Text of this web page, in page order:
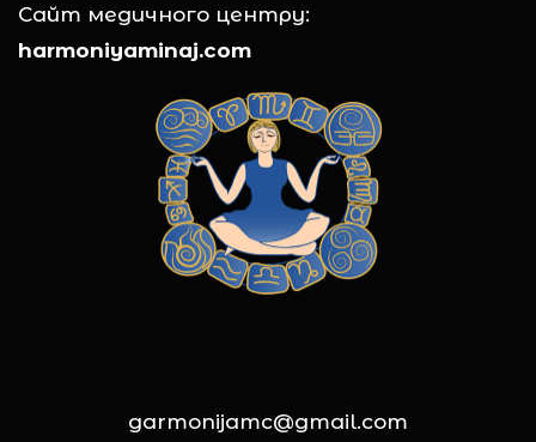
Сайт медичного центру:
harmoniyaminaj.com
garmonijamc@gmail.com